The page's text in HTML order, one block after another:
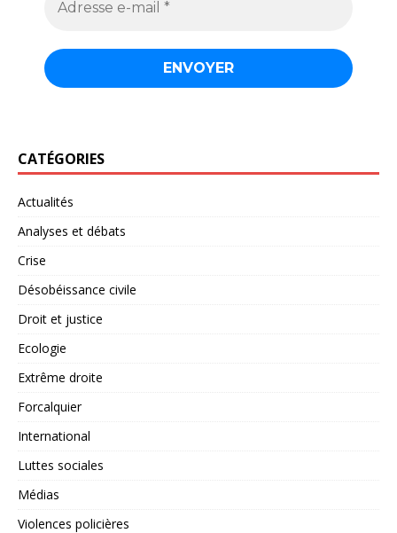
CATÉGORIES
Actualités
Analyses et débats
Crise
Désobéissance civile
Droit et justice
Ecologie
Extrême droite
Forcalquier
International
Luttes sociales
Médias
Violences policières